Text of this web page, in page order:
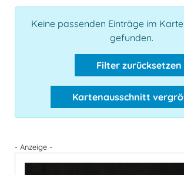
Keine passenden Einträge im
gefunden.
Filter zurücksetzen
Kartenausschnitt
- Anzeige -